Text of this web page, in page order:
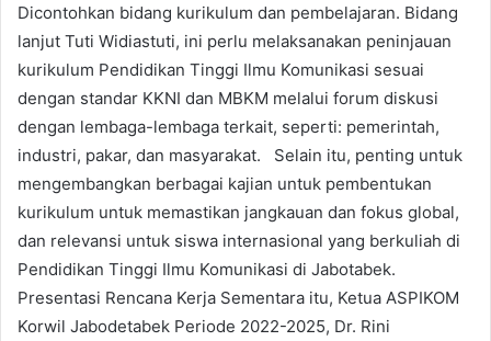
Dicontohkan bidang kurikulum dan pembelajaran. Bidang
lanjut Tuti Widiastuti, ini perlu melaksanakan peninjauan
kurikulum Pendidikan Tinggi Ilmu Komunikasi sesuai
dengan standar KKNI dan MBKM melalui forum diskusi
dengan lembaga-lembaga terkait, seperti: pemerintah,
industri, pakar, dan masyarakat. Selain itu, penting untuk
mengembangkan berbagai kajian untuk pembentukan
kurikulum untuk memastikan jangkauan dan fokus global,
dan relevansi untuk siswa internasional yang berkuliah di
Pendidikan Tinggi Ilmu Komunikasi di Jabotabek.
Presentasi Rencana Kerja Sementara itu, Ketua ASPIKOM
Korwil Jabodetabek Periode 2022-2025, Dr. Rini